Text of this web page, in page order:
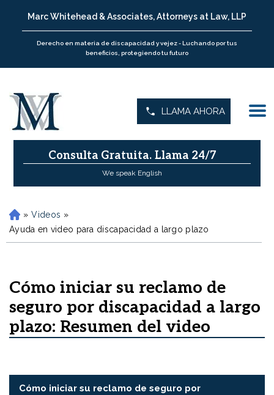
Marc Whitehead & Associates, Attorneys at Law, LLP
Derecho en materia de discapacidad y vejez - Luchando por tus
beneficios, protegiendo tu futuro
LLAMA AHORA
Consulta Gratuita. Llama 24/7
We speak English
H
o
m
» Videos »
Ayuda en video para discapacidad a largo plazo
Cómo iniciar su reclamo de
seguro por discapacidad a largo
plazo: Resumen del video
▶
Cómo iniciar su reclamo de seguro por